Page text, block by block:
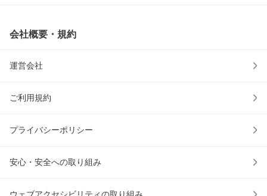
会社概要・規約
運営会社
ご利用規約
プライバシーポリシー
安心・安全への取り組み